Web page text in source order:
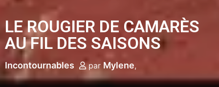
LE ROUGIER DE CAMARÈS
AU FIL DES SAISONS
Incontournables par Mylene